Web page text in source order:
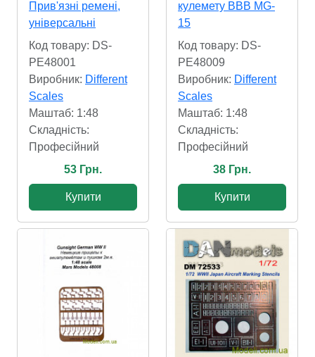
Прив'язні ремені,
універсальні
Код товару: DS-
PE48001
Виробник: Different
Scales
Маштаб: 1:48
Складність:
Професійний
53 Грн.
Купити
кулемету ВВВ MG-
15
Код товару: DS-
PE48009
Виробник: Different
Scales
Маштаб: 1:48
Складність:
Професійний
38 Грн.
Купити